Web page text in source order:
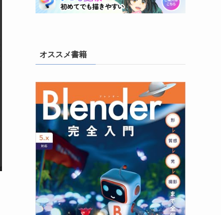
(6)
(4)
オススメ書籍